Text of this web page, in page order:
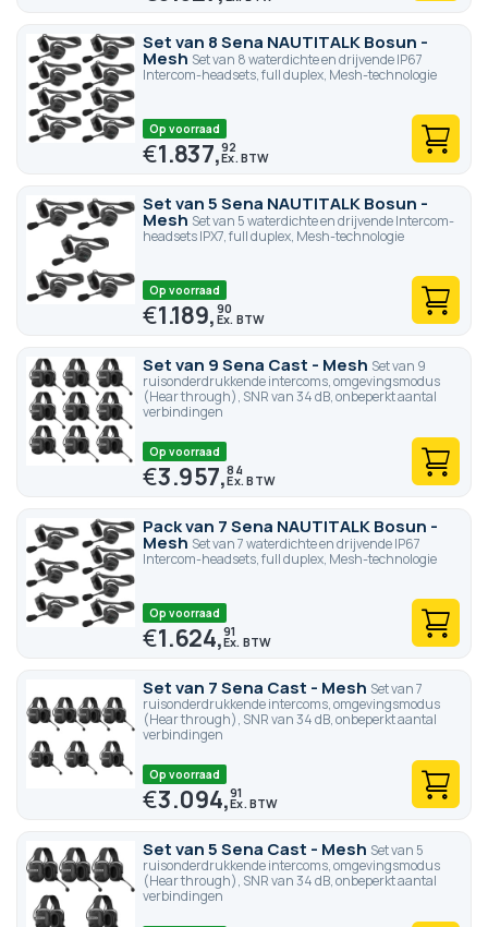
Set van 8 Sena NAUTITALK Bosun -
Mesh Set van 8 waterdichte en drijvende IP67
Intercom-headsets, full duplex, Mesh-technologie
Op voorraad
€1.837,92
Set van 5 Sena NAUTITALK Bosun -
Mesh Set van 5 waterdichte en drijvende Intercom-
headsets IPX7, full duplex, Mesh-technologie
Op voorraad
€1.189,90
Set van 9 Sena Cast - Mesh Set van 9
ruisonderdrukkende intercoms, omgevingsmodus
(Hear through), SNR van 34 dB, onbeperkt aantal
verbindingen
Op voorraad
€3.957,84
Pack van 7 Sena NAUTITALK Bosun -
Mesh Set van 7 waterdichte en drijvende IP67
Intercom-headsets, full duplex, Mesh-technologie
Op voorraad
€1.624,91
Set van 7 Sena Cast - Mesh Set van 7
ruisonderdrukkende intercoms, omgevingsmodus
(Hear through), SNR van 34 dB, onbeperkt aantal
verbindingen
Op voorraad
€3.094,91
Set van 5 Sena Cast - Mesh Set van 5
ruisonderdrukkende intercoms, omgevingsmodus
(Hear through), SNR van 34 dB, onbeperkt aantal
verbindingen